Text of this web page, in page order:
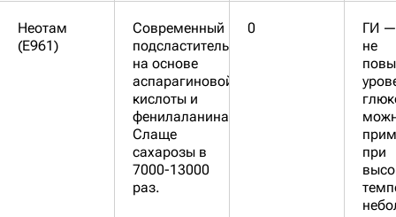
Неотам
(E961)
Современный
подсластитель
на основе
аспарагиновой
кислоты и
фенилаланина.
Слаще
сахарозы в
7000-13000
раз.
0
ГИ
не
при